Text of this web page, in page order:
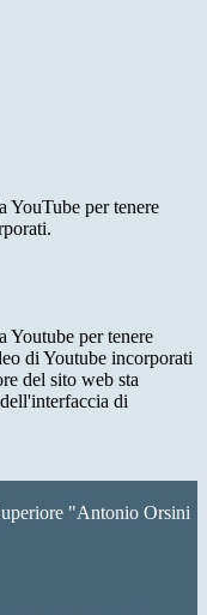
YouTube per tenere
Youtube per tenere
di Youtube incorporati
del sito web sta
di
"Antonio Orsini